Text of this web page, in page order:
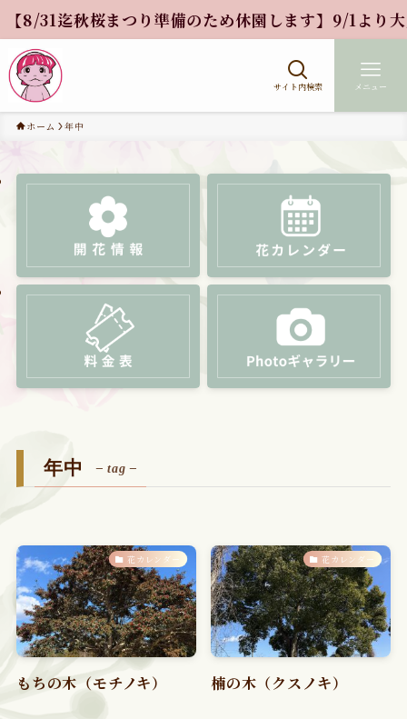
31迄秋桜まつり準備のため休園します】9/1より大
サイト内検索 メニュー
ホーム 年中
年中 – tag –
花カレンダー
もちの木（モチノキ）
花カレンダー
楠の木（クスノキ）